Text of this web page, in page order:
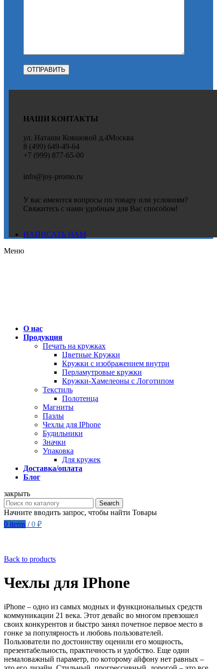
НАШИ КОНТАКТЫ
ул. Наташи Ковшовой д.4Москва
8 (499) 649-49-64
+7 (999) 877-65-00
info@joy-promo.ru
У вас имеются вопросы по товару или условиям?
Свяжитесь с нами удобным для Вас способом!
НАПИСАТЬ НАМ
Меню
О нас
Продукция
Печать на кружках
Цветные Кружки
Кружки с изображением внутри
Перламутровые кружки
Кружки-Хамелеоны с Логотипом
Текстиль
Полотенца
Магниты
Пазлы
Чехлы для IPhone
Будильники
Значки
Упаковка
Для кружек
Доставка/оплата
Блог
закрыть
Search
Начните вводить запрос, чтобы найти Товары
0 items / 0 ₽
Back to products
Чехлы для IPhone
iPhone – одно из самых модных и функциональных средств
коммуникации 21 века. Этот девайс во многом превзошел
своих конкурентов и быстро занял почетное первое место в
гонке за популярность и любовь пользователей.
Пользователи по достоинству оценили его мощность,
презентабельность, практичность и удобство. Еще один
немаловажный параметр, по которому айфону нет равных –